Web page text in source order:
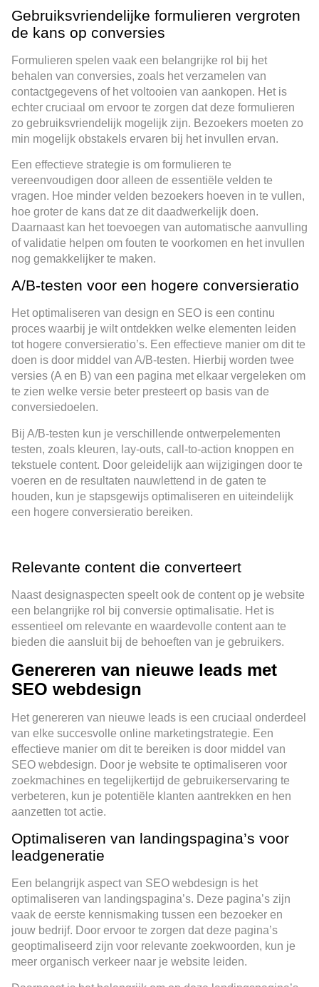
Gebruiksvriendelijke formulieren vergroten
de kans op conversies
Formulieren spelen vaak een belangrijke rol bij het
behalen van conversies, zoals het verzamelen van
contactgegevens of het voltooien van aankopen. Het is
echter cruciaal om ervoor te zorgen dat deze formulieren
zo gebruiksvriendelijk mogelijk zijn. Bezoekers moeten zo
min mogelijk obstakels ervaren bij het invullen ervan.
Een effectieve strategie is om formulieren te
vereenvoudigen door alleen de essentiële velden te
vragen. Hoe minder velden bezoekers hoeven in te vullen,
hoe groter de kans dat ze dit daadwerkelijk doen.
Daarnaast kan het toevoegen van automatische aanvulling
of validatie helpen om fouten te voorkomen en het invullen
nog gemakkelijker te maken.
A/B-testen voor een hogere conversieratio
Het optimaliseren van design en SEO is een continu
proces waarbij je wilt ontdekken welke elementen leiden
tot hogere conversieratio’s. Een effectieve manier om dit te
doen is door middel van A/B-testen. Hierbij worden twee
versies (A en B) van een pagina met elkaar vergeleken om
te zien welke versie beter presteert op basis van de
conversiedoelen.
Bij A/B-testen kun je verschillende ontwerpelementen
testen, zoals kleuren, lay-outs, call-to-action knoppen en
tekstuele content. Door geleidelijk aan wijzigingen door te
voeren en de resultaten nauwlettend in de gaten te
houden, kun je stapsgewijs optimaliseren en uiteindelijk
een hogere conversieratio bereiken.
Relevante content die converteert
Naast designaspecten speelt ook de content op je website
een belangrijke rol bij conversie optimalisatie. Het is
essentieel om relevante en waardevolle content aan te
bieden die aansluit bij de behoeften van je gebruikers.
Genereren van nieuwe leads met
SEO webdesign
Het genereren van nieuwe leads is een cruciaal onderdeel
van elke succesvolle online marketingstrategie. Een
effectieve manier om dit te bereiken is door middel van
SEO webdesign. Door je website te optimaliseren voor
zoekmachines en tegelijkertijd de gebruikerservaring te
verbeteren, kun je potentiële klanten aantrekken en hen
aanzetten tot actie.
Optimaliseren van landingspagina’s voor
leadgeneratie
Een belangrijk aspect van SEO webdesign is het
optimaliseren van landingspagina’s. Deze pagina’s zijn
vaak de eerste kennismaking tussen een bezoeker en
jouw bedrijf. Door ervoor te zorgen dat deze pagina’s
geoptimaliseerd zijn voor relevante zoekwoorden, kun je
meer organisch verkeer naar je website leiden.